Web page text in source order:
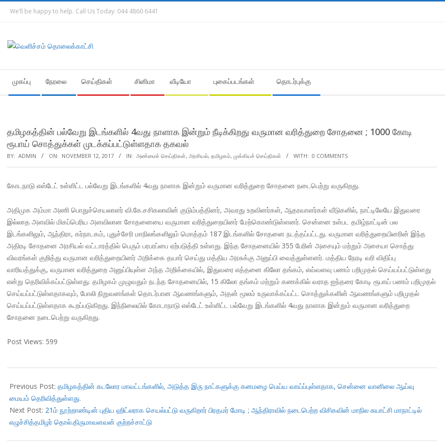
SkipWe’ll be happy to help. Call Us Today: 044 4860 6441
Navigation
Menu
முகப்பு நேரலை செய்திகள் சினிமா வீடியோ புகைப்படங்கள் தொடர்புக்கு
தமிழகத்தின் பல்வேறு இடங்களில் 4வது நாளாக இன்றும் நீடிக்கிறது வருமான வரித்துறை சோதனை ; 1000 கோடி
ரூபாய் சொத்துக்கள் முடக்கப்பட்டுள்ளதாக தகவல்
BY: ADMIN ON: NOVEMBER 12, 2017 IN: அண்மைச் செய்திகள், அரசியல், தமிழகம், முக்கியச் செய்திகள் WITH: 0 COMMENTS
கோடநாடு எஸ்டேட் உள்ளிட்ட பல்வேறு இடங்களில் 4வது நாளாக இன்றும் வருமான வரித்துறை சோதனை நடைபெற்று வருகிறது.
அதிமுக அம்மா அணி பொதுச்செயலாளர் வி.கே.சசிகலாவின் குடும்பத்தினர், அவரது உறவினர்கள், ஆதரவாளர்கள் வீடுகளில், நாட்டிலேயே இதுவரை
இல்லாத அளவில் மிகப்பெரிய அளவிலான சோதனையை வருமான வரித்துறையினர் மேற்கொண்டுள்ளனர். சென்னை உள்பட தமிழ்நாட்டின் பல
இடங்களிலும், ஆந்திரா, கர்நாடகம், புதுச்சேரி மாநிலங்களிலும் மொத்தம் 187 இடங்களில் சோதனை நடத்தப்பட்டது. வருமான வரித்துறையினரின் இந்த
அதிரடி சோதனை அரசியல் வட்டாரத்தில் பெரும் பரபரப்பை ஏற்படுத்தி உள்ளது. இந்த சோதனையில் 355 பேரின் அசையும் மற்றும் அசையா சொத்து
விவரங்கள் குறித்து வருமான வரித்துறையினர் அறிக்கை தயார் செய்து மத்திய அரசுக்கு அனுப்பி வைத்துள்ளனர். மத்திய நேரடி வரி விதிப்பு
வாரியத்துக்கு, வருமான வரித்துறை அனுப்பியுள்ள அந்த அறிக்கையில், இதுவரை எத்தனை கிலோ தங்கம், எவ்வளவு பணம் பறிமுதல் செய்யப்பட்டுள்ளது
என்று தெரிவிக்கப்பட்டுள்ளது. தமிழகம் முழுவதும் நடந்த சோதனையில், 15 கிலோ தங்கம் மற்றும் கணக்கில் வராத ஐந்தரை கோடி ரூபாய் பணம் பறிமுதல்
செய்யப்பட்டுள்ளதாகவும், போலி நிறுவனங்கள் தொடர்பான ஆவணங்களும், அதன் மூலம் உருவாக்கப்பட்ட சொத்துக்களின் ஆவணங்களும் பறிமுதல்
செய்யப்பட்டுள்ளதாக கூறப்படுகிறது. இந்நிலையில் கோடாநாடு எஸ்டேட் உள்ளிட்ட பல்வேறு இடங்களில் 4வது நாளாக இன்றும் வருமான வரித்துறை
சோதனை நடைபெற்று வருகிறது.
Post Views: 599
11-
12
Previous Post: தமிழகத்தின் கடலோர மாவட்டங்களில், அடுத்த இரு நாட்களுக்கு கனமழை பெய்ய வாய்ப்புள்ளதாக, சென்னை வானிலை ஆய்வு
மையம் தெரிவித்துள்ளது.
Next Post: 21ம் நூற்றாண்டின் புதிய ஹிட்லராக செயல்பட்டு வருகிறார் பிரதமர் மோடி ; ஆந்திராவில் நடைபெற்ற விசிகவின் மாநில சுயாட்சி மாநாட்டில்
எழுச்சித்தமிழர் தொல்.திருமாவளவன் குற்றச்சாட்டு